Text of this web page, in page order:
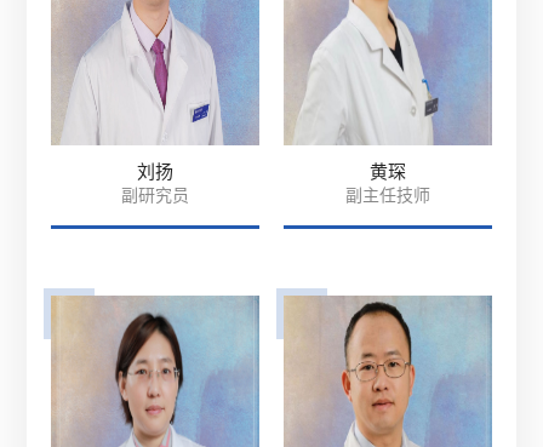
刘扬
副研究员
黄琛
副主任技师